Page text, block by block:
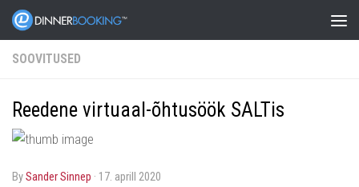
SOOVITUSED
Reedene virtuaal-õhtusöök SALTis
bySander Sinnep · 17. aprill 2020